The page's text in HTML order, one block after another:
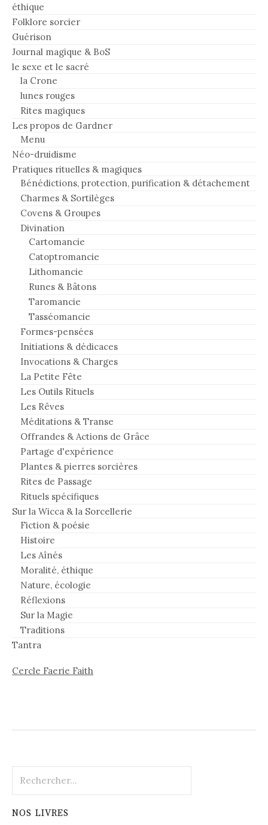
éthique
Folklore sorcier
Guérison
Journal magique & BoS
le sexe et le sacré
la Crone
lunes rouges
Rites magiques
Les propos de Gardner
Menu
Néo-druidisme
Pratiques rituelles & magiques
Bénédictions, protection, purification & détachement
Charmes & Sortilèges
Covens & Groupes
Divination
Cartomancie
Catoptromancie
Lithomancie
Runes & Bâtons
Taromancie
Tasséomancie
Formes-pensées
Initiations & dédicaces
Invocations & Charges
La Petite Fête
Les Outils Rituels
Les Rêves
Méditations & Transe
Offrandes & Actions de Grâce
Partage d'expérience
Plantes & pierres sorcières
Rites de Passage
Rituels spécifiques
Sur la Wicca & la Sorcellerie
Fiction & poésie
Histoire
Les Aînés
Moralité, éthique
Nature, écologie
Réflexions
Sur la Magie
Traditions
Tantra
Cercle Faerie Faith
NOS LIVRES